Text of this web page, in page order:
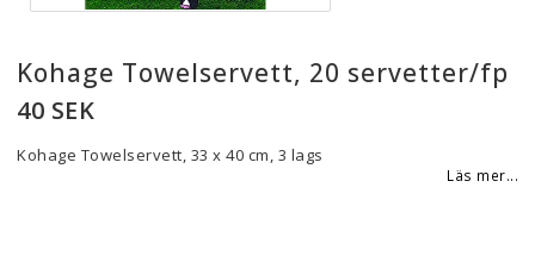
Kohage Towelservett, 20 servetter/fp
40 SEK
Kohage Towelservett, 33 x 40 cm, 3 lags
Läs mer...